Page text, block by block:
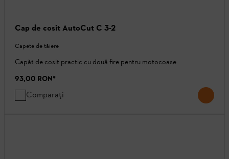
Cap de cosit AutoCut C 3-2
Capete de tăiere
Capăt de cosit practic cu două fire pentru motocoase
93,00 RON*
Comparați